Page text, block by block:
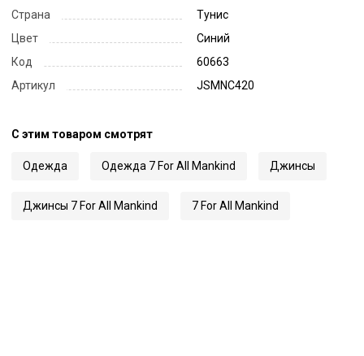
Страна
Тунис
Цвет
Синий
Код
60663
Артикул
JSMNC420
С этим товаром смотрят
Одежда Одежда 7 For All Mankind Джинсы
Джинсы 7 For All Mankind 7 For All Mankind